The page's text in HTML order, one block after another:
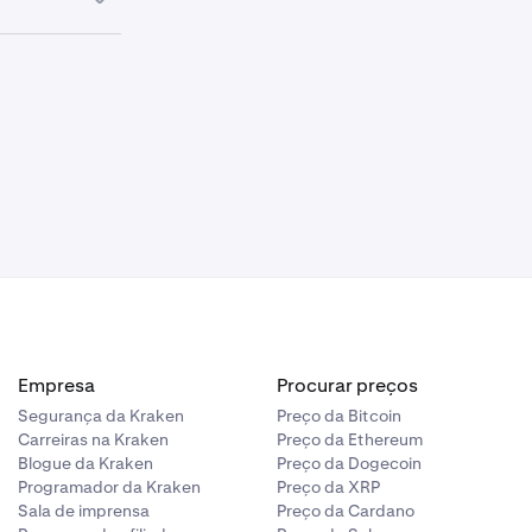
Kraken.
Empresa
Segurança da Kraken
Carreiras na Kraken
Blogue da Kraken
Programador da Kraken
Sala de imprensa
Procurar preços
Preço da Bitcoin
Preço da Ethereum
Preço da Dogecoin
Preço da XRP
Preço da Cardano